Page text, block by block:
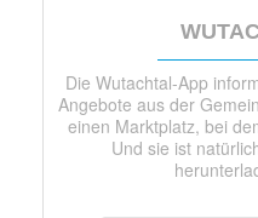
Die Wutachtal-App
Angebote aus der
einen Marktplatz, bei
Und sie ist